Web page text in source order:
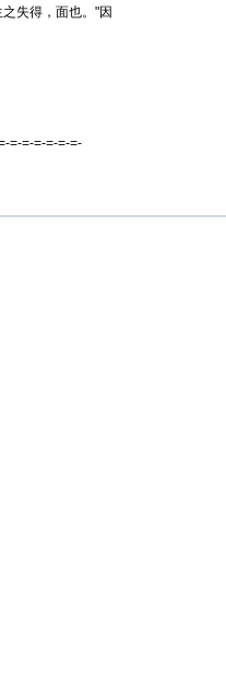
失得，面也。"因
=-=-=-=-=-=-